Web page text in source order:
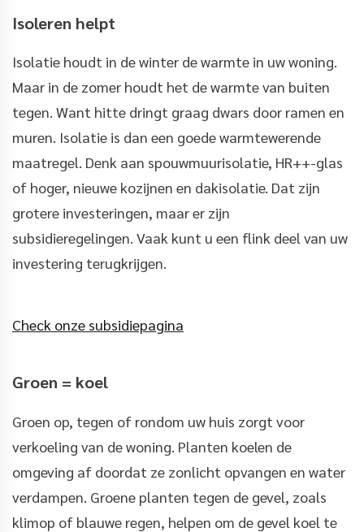
Isoleren helpt
Isolatie houdt in de winter de warmte in uw woning.
Maar in de zomer houdt het de warmte van buiten
tegen. Want hitte dringt graag dwars door ramen en
muren. Isolatie is dan een goede warmtewerende
maatregel. Denk aan spouwmuurisolatie, HR++-glas
of hoger, nieuwe kozijnen en dakisolatie. Dat zijn
grotere investeringen, maar er zijn
subsidieregelingen. Vaak kunt u een flink deel van uw
investering terugkrijgen.
Check onze subsidiepagina
Groen = koel
Groen op, tegen of rondom uw huis zorgt voor
verkoeling van de woning. Planten koelen de
omgeving af doordat ze zonlicht opvangen en water
verdampen. Groene planten tegen de gevel, zoals
klimop of blauwe regen, helpen om de gevel koel te